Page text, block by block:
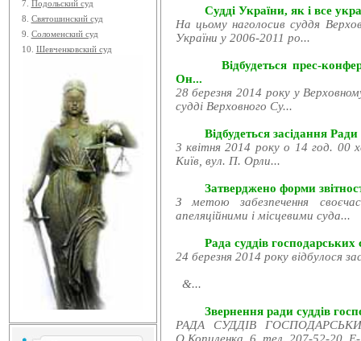
7. Подольский суд
8. Святошинский суд
9. Соломенский суд
10. Шевченковский суд
Судді України, як і все
На цьому наголосив суддя
України у 2006-2011 ро...
Відбудеться прес-
Он...
28 березня 2014 року у
судді Верховного Су...
Відбудеться засідання
3 квітня 2014 року о 14 год. 00
Київ, вул. П. Орли...
Затверджено форми
З метою забезпечення
апеляційними і місцевими суда...
Рада суддів господарських
24 березня 2014 року відбулося
&...
Звернення ради суддів
РАДА СУДДІВ